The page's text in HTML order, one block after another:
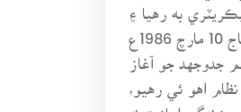
به رهيا ۽
جدوجهد جو آغاز
اهو ئي رهيو،
زندگي اجازت نه